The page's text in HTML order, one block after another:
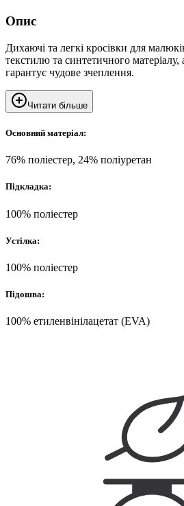
Опис
Дихаючі та легкі кросівки для
текстилю та синтетичного матеріалу,
гарантує чудове зчеплення.
Читати більше
Основний матеріал:
76% поліестер, 24% поліуретан
Підкладка:
100% поліестер
Устілка:
100% поліестер
Підошва:
100% етиленвінілацетат (EVA)